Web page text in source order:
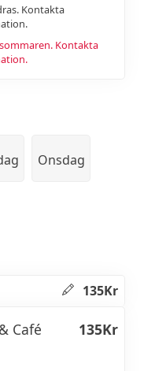
Kontakta
Kontakta
Onsdag
135Kr
Café
135Kr